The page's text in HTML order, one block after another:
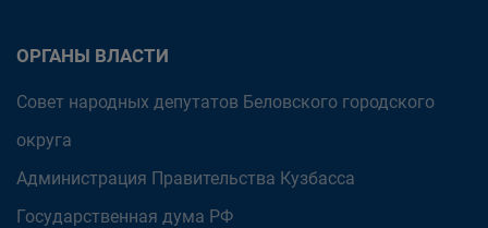
ОРГАНЫ ВЛАСТИ
Совет народных депутатов Беловского городского
округа
Администрация Правительства Кузбасса
Государственная дума РФ